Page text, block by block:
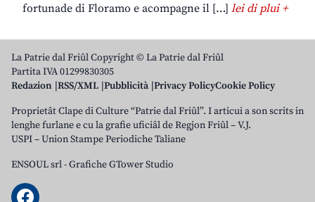
fortunade di Floramo e acompagne il […] lei di plui +
La Patrie dal Friûl Copyright © La Patrie dal Friûl
Partita IVA 01299830305
Redazion RSS/XML Pubblicità Privacy PolicyCookie Policy
Proprietât Clape di Culture “Patrie dal Friûl”. I articui a son scrits in
lenghe furlane e cu la grafie uficiâl de Regjon Friûl – V.J.
USPI – Union Stampe Periodiche Taliane
ENSOUL srl-Grafiche GTower Studio